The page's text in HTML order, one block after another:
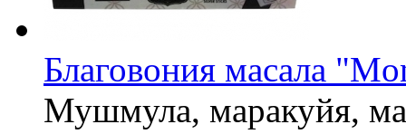
Благовония масала
Мушмула, маракуйя,